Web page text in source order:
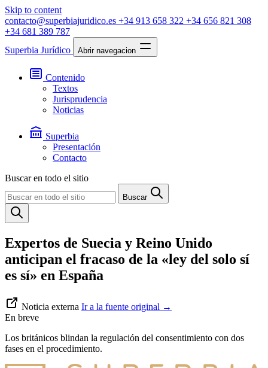
Skip to content
contacto@superbiajuridico.es +34 913 658 322 +34 656 821 308
+34 681 389 787
Superbia Jurídico
Abrir navegacion
Contenido
Textos
Jurisprudencia
Noticias
Superbia
Presentación
Contacto
Buscar en todo el sitio
Buscar
Expertos de Suecia y Reino Unido
anticipan el fracaso de la «ley del solo sí
es sí» en España
Noticia externa Ir a la fuente original →
En breve
Los británicos blindan la regulación del consentimiento con dos
fases en el procedimiento.